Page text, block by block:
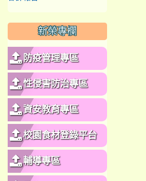
新榮專欄
防疫管理專區
性侵害防治專區
資安教育專區
校園食材登錄平台
輔導專區